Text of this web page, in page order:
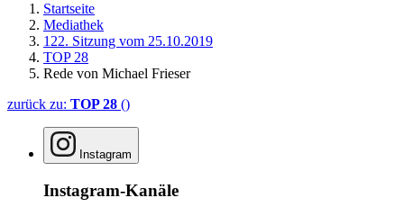
Startseite
Mediathek
122. Sitzung vom 25.10.2019
TOP 28
Rede von Michael Frieser
zurück zu: TOP 28 ()
Instagram
Instagram-Kanäle